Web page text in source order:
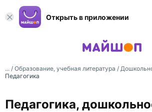
Открыть в приложении
... / Образование, учебная литература /
Педагогика
Педагогика,